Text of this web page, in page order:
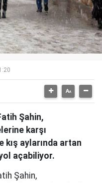
Şahin,
karşı
kış aylarında artan
açabiliyor.
Şahin,